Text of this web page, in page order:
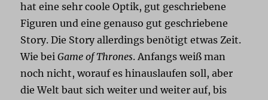
hat eine sehr coole Optik, gut geschriebene
Figuren und eine genauso gut geschriebene
Story. Die Story allerdings benötigt etwas Zeit.
Wie beiGame of Thrones. Anfangs weiß man
noch nicht, worauf es hinauslaufen soll, aber
die Welt baut sich weiter und weiter auf, bis